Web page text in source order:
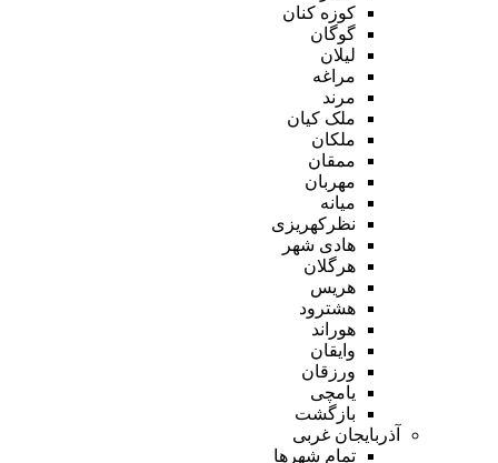
کوزه کنان
گوگان
لیلان
مراغه
مرند
ملک کیان
ملکان
ممقان
مهربان
میانه
نظرکهریزی
هادی شهر
هرگلان
هریس
هشترود
هوراند
وایقان
ورزقان
یامچی
بازگشت
آذربایجان غربی
تمام شهر‌ها